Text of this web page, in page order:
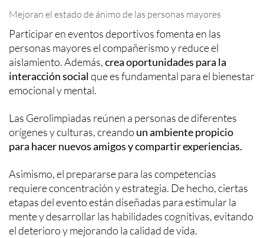
Mejoran el estado de ánimo de las personas mayores
Participar en eventos deportivos fomenta en las
personas mayores el compañerismo y reduce el
aislamiento. Además,crea oportunidades para la
interacción socialque es fundamental para el bienestar
emocional y mental.
Las Gerolimpiadas reúnen a personas de diferentes
orígenes y culturas, creando un ambiente propicio
para hacer nuevos amigos y compartir experiencias.
Asimismo, el prepararse para las competencias
requiere concentración y estrategia. De hecho, ciertas
etapas del evento están diseñadas para estimular la
mente y desarrollar las habilidades cognitivas, evitando
el deterioro y mejorando la calidad de vida.